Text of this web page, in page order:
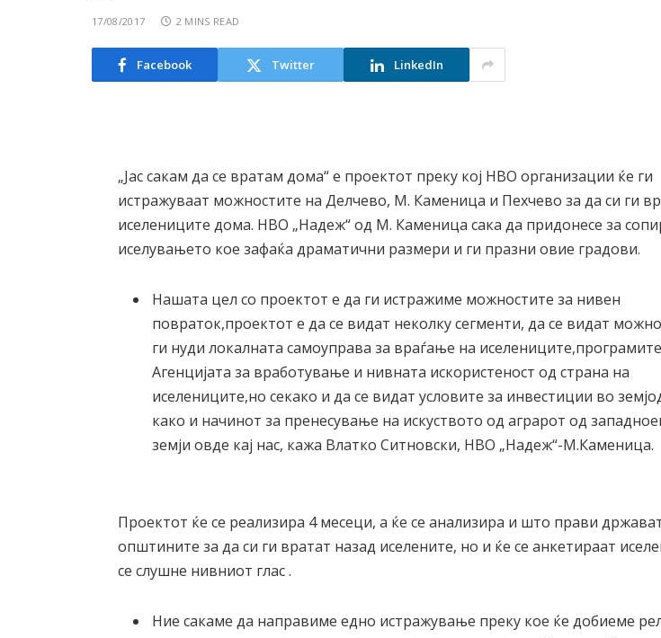
17/08/2017 2 MINS READ
Facebook Twitter LinkedIn
„Јас сакам да се вратам дома“ е проектот преку кој НВО организации ќе ги
истражуваат можностите на Делчево, М. Каменица и Пехчево за да си ги
иселениците дома. НВО „Надеж“ од М. Каменица сака да придонесе за
иселувањето кое зафаќа драматични размери и ги празни овие градови.
Нашата цел со проектот е да ги истражиме можностите за нивен
повраток,проектот е да се видат неколку сегменти, да се видат
ги нуди локалната самоуправа за враѓање на
Агенцијата за вработување и нивната искористеност од страна на
иселениците,но секако и да се видат условите за инвестиции во
како и начинот за пренесување на искуството од аграрот од
земји овде кај нас, кажа Влатко Ситновски, НВО „Надеж“-М.Каменица.
Проектот ќе се реализира 4 месеци, а ќе се анализира и што прави
општините за да си ги вратат назад иселените, но и ќе се анкетираат
се слушне нивниот глас .
Ние сакаме да направиме едно истражување преку кое ќе добиеме